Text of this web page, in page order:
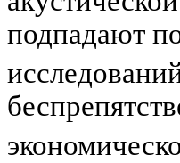
подпадают